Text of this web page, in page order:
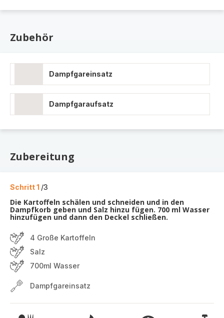
Zubehör
Dampfgareinsatz
Dampfgaraufsatz
Zubereitung
Schritt 1 /3
Die Kartoffeln schälen und schneiden und in den
Dampfkorb geben und Salz hinzu fügen. 700 ml Wasser
hinzufügen und dann den Deckel schließen.
4 Große Kartoffeln
Salz
700ml Wasser
Dampfgareinsatz